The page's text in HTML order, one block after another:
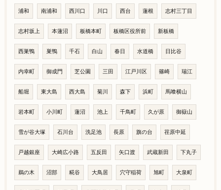
浦和 南浦和 西川口 川口 西台 蓮根 志村三丁目
志村坂上 本蓮沼 板橋本町 板橋区役所前 新板橋
西巣鴨 巣鴨 千石 白山 春日 水道橋 日比谷
内幸町 御成門 芝公園 三田 江戸川区 篠崎 瑞江
船堀 東大島 西大島 菊川 森下 浜町 馬喰横山
岩本町 小川町 蓮沼 池上 千鳥町 久が原 御嶽山
雪が谷大塚 石川台 洗足池 長原 旗の台 荏原中延
戸越銀座 大崎広小路 五反田 矢口渡 武蔵新田 下丸子
鵜の木 沼部 糀谷 大鳥居 穴守稲荷 旭町 大泉町